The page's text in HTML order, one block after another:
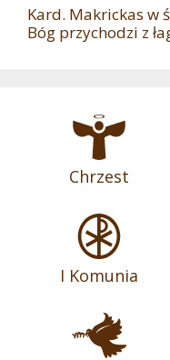
Kard. Makrickas w
Bóg przychodzi z
Chrzest
I Komunia